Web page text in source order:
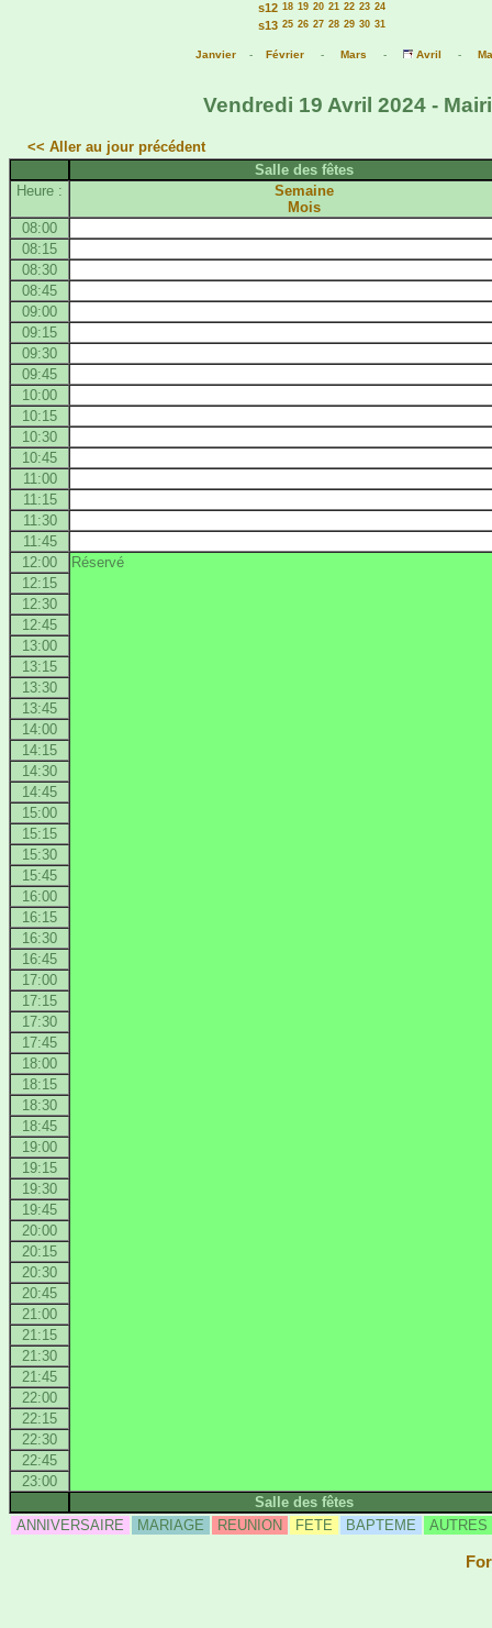
s12 18 19 20 21 22 23 24
s13 25 26 27 28 29 30 31
Janvier - Février - Mars - Avril -
Vendredi 19 Avril 2024 -
<< Aller au jour précédent
Salle des fêtes
Heure :
Semaine
Mois
08:00
08:15
08:30
08:45
09:00
09:15
09:30
09:45
10:00
10:15
10:30
10:45
11:00
11:15
11:30
11:45
12:00
Réservé
12:15
12:30
12:45
13:00
13:15
13:30
13:45
14:00
14:15
14:30
14:45
15:00
15:15
15:30
15:45
16:00
16:15
16:30
16:45
17:00
17:15
17:30
17:45
18:00
18:15
18:30
18:45
19:00
19:15
19:30
19:45
20:00
20:15
20:30
20:45
21:00
21:15
21:30
21:45
22:00
22:15
22:30
22:45
23:00
Salle des fêtes
ANNIVERSAIRE
MARIAGE REUNION FETE BAPTEME AUTRES